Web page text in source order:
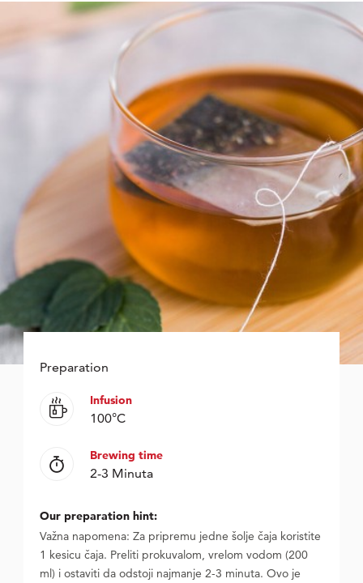
Preparation
Infusion
100°C
Brewing time
2-3 Minuta
Our preparation hint:
Važna napomena: Za pripremu jedne šolje čaja koristite
1 kesicu čaja. Preliti prokuvalom, vrelom vodom (200
ml) i ostaviti da odstoji najmanje 2-3 minuta. Ovo je